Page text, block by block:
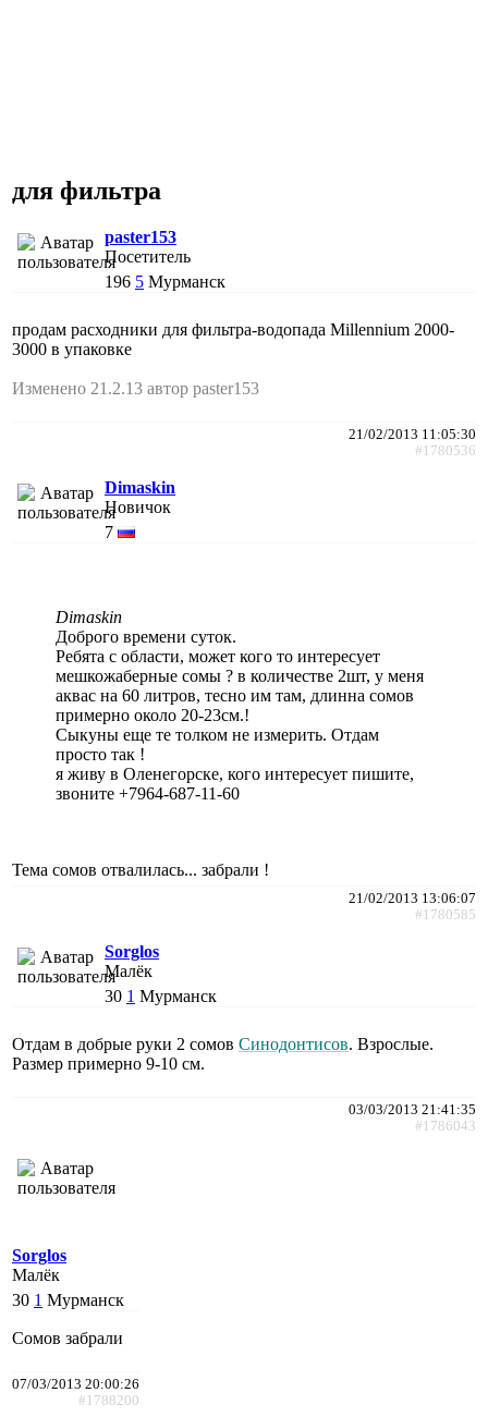
для фильтра
paster153
Посетитель
196 5 Мурманск
продам расходники для фильтра-водопада Millennium 2000-
3000 в упаковке
Изменено 21.2.13 автор paster153
21/02/2013 11:05:30
#1780536
Dimaskin
Новичок
7
Dimaskin
Доброго времени суток.
Ребята с области, может кого то интересует
мешкожаберные сомы ? в количестве 2шт, у меня
аквас на 60 литров, тесно им там, длинна сомов
примерно около 20-23см.!
Сыкуны еще те толком не измерить. Отдам
просто так !
я живу в Оленегорске, кого интересует пишите,
звоните +7964-687-11-60
Тема сомов отвалилась... забрали !
21/02/2013 13:06:07
#1780585
Sorglos
Малёк
30 1 Мурманск
Отдам в добрые руки 2 сомов Синодонтисов. Взрослые.
Размер примерно 9-10 см.
03/03/2013 21:41:35
#1786043
Sorglos
Малёк
30 1 Мурманск
Сомов забрали
07/03/2013 20:00:26
#1788200